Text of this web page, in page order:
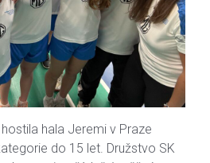
hala Jeremi v Praze
do 15 let. Družstvo SK